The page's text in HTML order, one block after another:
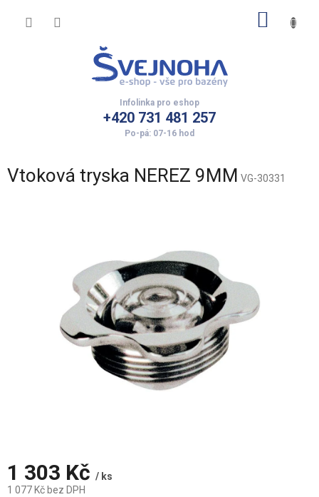
+420 731 481 257
Vtoková tryska NEREZ 9MM VG-30331
1 303 Kč / ks
1 077 Kč bez DPH